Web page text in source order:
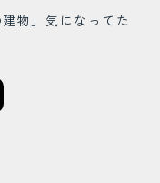
物」気になってた